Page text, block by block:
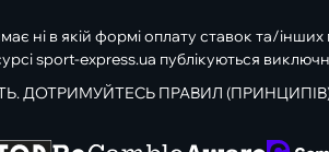
в якій формі оплату ставок та/інших
sport-express.ua публікуються
ДОТРИМУЙТЕСЬ ПРАВИЛ